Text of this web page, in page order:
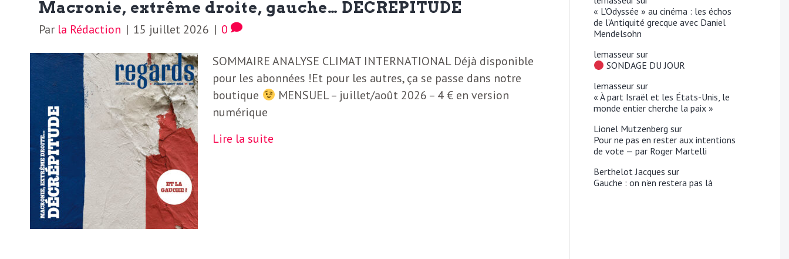
i
d
i
n
a
l
e
n
n
e
l
a
N
e
w
Macronie, extrême droite, gauche… DÉCRÉPITUDE
Par la Rédaction | 15 juillet 2026 | 0
SOMMAIRE ANALYSE CLIMAT INTERNATIONAL Déjà disponible
pour les abonnées !Et pour les autres, ça se passe dans notre
boutique
MENSUEL – juillet/août 2026 – 4 € en version
numérique
Lire la suite
« L’Odyssée » au cinéma : les échos
de l’Antiquité grecque avec Daniel
Mendelsohn
lemasseur sur
SONDAGE DU JOUR
lemasseur sur
« À part Israël et les États-Unis, le
monde entier cherche la paix »
Lionel Mutzenberg sur
Pour ne pas en rester aux intentions
de vote — par Roger Martelli
Berthelot Jacques sur
Gauche : on n’en restera pas là